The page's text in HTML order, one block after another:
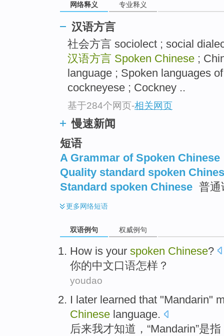
网络释义 专业释义
汉语方言
社会方言 sociolect ; social
汉语方言 Spoken Chinese ;
language ; Spoken languages
cockneyese ; Cockney ..
基于284个网页-相关网页
慢速新闻
短语
A Grammar of Spoken Chinese
Quality standard spoken
Standard spoken Chinese 普通
更多网络短语
双语例句 权威例句
How is your spoken Chinese?
你的中文口语怎样 ？
youdao
I later learned that "Mandarin"
Chinese language.
后来我才知道 ，“Mandarin”是指